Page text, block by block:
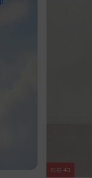
리뷰43